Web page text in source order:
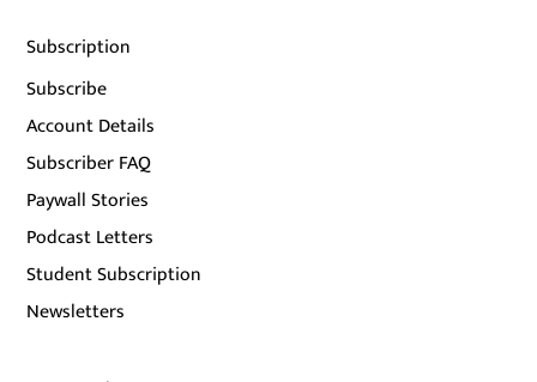
Subscription
Subscribe
Account Details
Subscriber FAQ
Paywall Stories
Podcast Letters
Student Subscription
Newsletters